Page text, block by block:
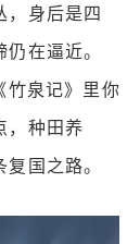
，身后是四
在逼近。
竹泉记》里你
，种田养
国之路。